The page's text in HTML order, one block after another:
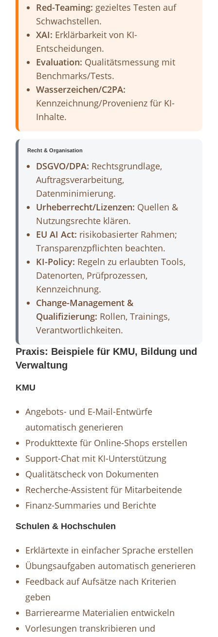
Red-Teaming: gezieltes Testen auf
Schwachstellen.
XAI: Erklärbarkeit von KI-
Entscheidungen.
Evaluation: Qualitätsmessung mit
Benchmarks/Tests.
Wasserzeichen/C2PA:
Kennzeichnung/Provenienz für KI-
Inhalte.
Recht & Organisation
DSGVO/DPA: Rechtsgrundlage,
Auftragsverarbeitung,
Datenminimierung.
Urheberrecht/Lizenzen: Quellen &
Nutzungsrechte klären.
EU AI Act: risikobasierter Rahmen;
Transparenzpflichten beachten.
KI-Policy: Regeln zu erlaubten Tools,
Datenorten, Prüfprozessen,
Kennzeichnung.
Change-Management &
Qualifizierung: Rollen, Trainings,
Verantwortlichkeiten.
Praxis: Beispiele für KMU, Bildung und
Verwaltung
KMU
Angebots- und E-Mail-Entwürfe
automatisch generieren
Produkttexte für Online-Shops erstellen
Support-Chat mit KI-Unterstützung
Qualitätscheck von Dokumenten
Recherche-Assistent für Mitarbeitende
Finanz-Summaries und Berichte
Schulen & Hochschulen
Erklärtexte in einfacher Sprache erstellen
Übungsaufgaben automatisch generieren
Feedback auf Aufsätze nach Kriterien
geben
Barrierearme Materialien entwickeln
Vorlesungen transkribieren und